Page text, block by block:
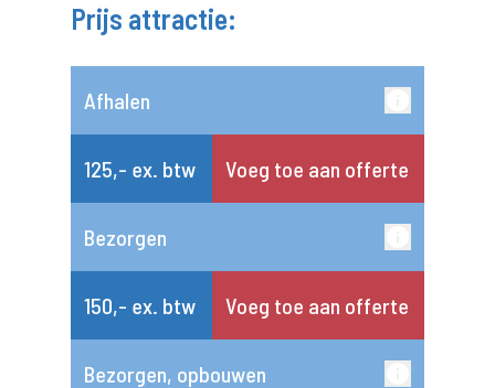
Prijs attractie:
Afhalen
125,- ex. btw Voeg toe aan offerte
Bezorgen
150,- ex. btw Voeg toe aan offerte
Bezorgen, opbouwen